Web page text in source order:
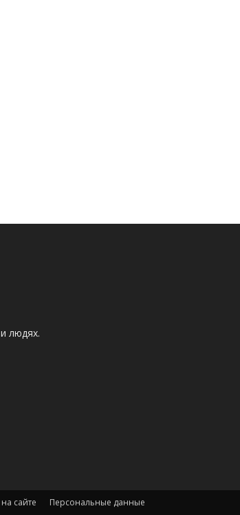
людях.
сайте Персональные данные